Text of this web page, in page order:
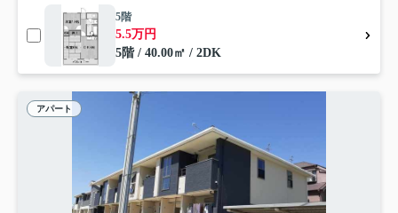
5階
5.5万円
5階 / 40.00㎡ / 2DK
アパート